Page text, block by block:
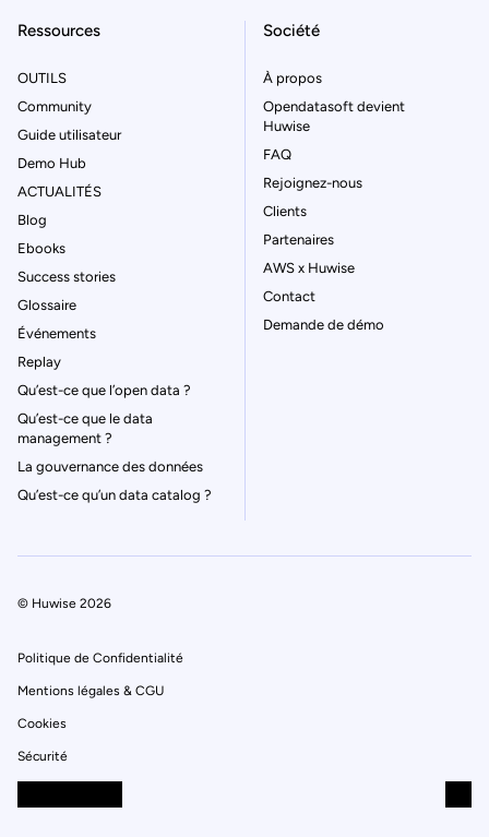
Ressources
OUTILS
Community
Guide utilisateur
Demo Hub
ACTUALITÉS
Blog
Ebooks
Success stories
Glossaire
Événements
Replay
Qu’est-ce que l’open data ?
Qu’est-ce que le data
management ?
La gouvernance des données
Qu’est-ce qu’un data catalog ?
Société
À propos
Opendatasoft devient
Huwise
FAQ
Rejoignez-nous
Clients
Partenaires
AWS x Huwise
Contact
Demande de démo
© Huwise 2026
Politique de Confidentialité
Mentions légales & CGU
Cookies
Sécurité